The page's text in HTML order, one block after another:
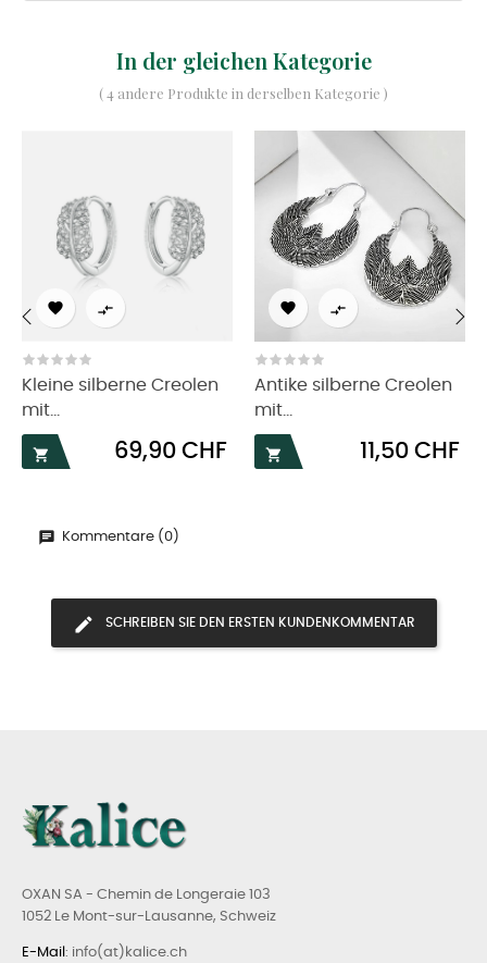
In der gleichen Kategorie
( 4 andere Produkte in derselben Kategorie )
 
Kleine silberne Creolen
mit...

Preis
69,90 CHF
 
Antike silberne Creolen
mit...

Preis
11,50 CHF
‹
Kommentare (0)
SCHREIBEN SIE DEN ERSTEN KUNDENKOMMENTAR
OXAN SA - Chemin de Longeraie 103
1052 Le Mont-sur-Lausanne, Schweiz
E-Mail : info(at)kalice.ch